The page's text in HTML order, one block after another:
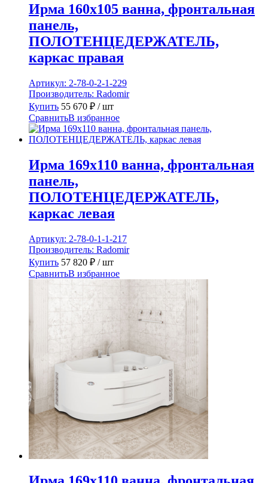
Ирма 160х105 ванна, фронтальная
панель,
ПОЛОТЕНЦЕДЕРЖАТЕЛЬ,
каркас правая
Артикул: 2-78-0-2-1-229
Производитель: Radomir
Купить 55 670 ₽ / шт
СравнитьВ избранное
Ирма 169х110 ванна, фронтальная
панель,
ПОЛОТЕНЦЕДЕРЖАТЕЛЬ,
каркас левая
Артикул: 2-78-0-1-1-217
Производитель: Radomir
Купить 57 820 ₽ / шт
СравнитьВ избранное